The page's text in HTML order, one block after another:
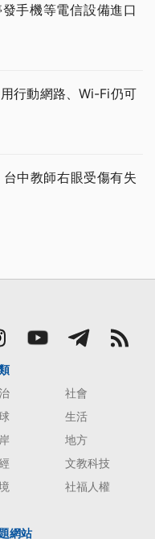
手機等電信設備進口
行動網路、Wi-Fi仍可
中教師右眼受傷有失
社會
生活
地方
文教科技
社福人權
網站